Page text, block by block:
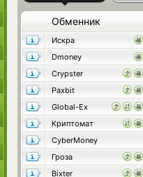
Обменник
Искра
Dmoney
Crypster
Paxbit
Global-Ex
Криптомат
CyberMoney
Гроза
Bixter